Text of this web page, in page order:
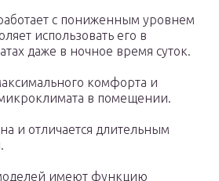
с пониженным уровнем
использовать его в
даже в ночное время суток.
комфорта и
в помещении.
и отличается длительным
имеют функцию